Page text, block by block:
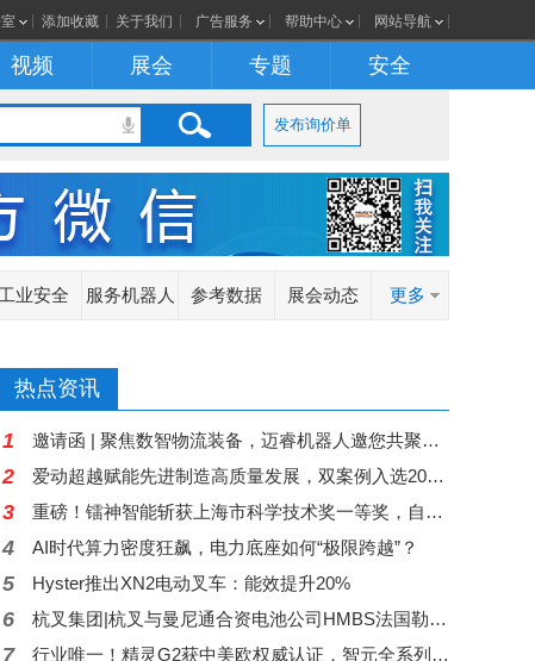
添加收藏 关于我们 广告服务 帮助中心 网站导航
视频 展会 专题 安全
发布询价单
工业安全 服务机器人 参考数据 展会动态 更多
热点资讯
1 邀请函 | 聚焦数智物流装备，迈睿机器人邀您共聚青岛APIE2026
2 爱动超越赋能先进制造高质量发展，双案例入选2026全球数字经济大会AI典型案例，树立全国"AI+先进制造"标杆样本
3 重磅！镭神智能斩获上海市科学技术奖一等奖，自研 1550nm 光纤探测激光雷达兼顾海上作业与反无人船双重应用
4 AI时代算力密度狂飙，电力底座如何“极限跨越”？
5 Hyster推出XN2电动叉车：能效提升20%
6 杭叉集团|杭叉与曼尼通合资电池公司HMBS法国勒芒开业
7 行业唯一！精灵G2获中美欧权威认证，智元全系列核心产品集齐背书